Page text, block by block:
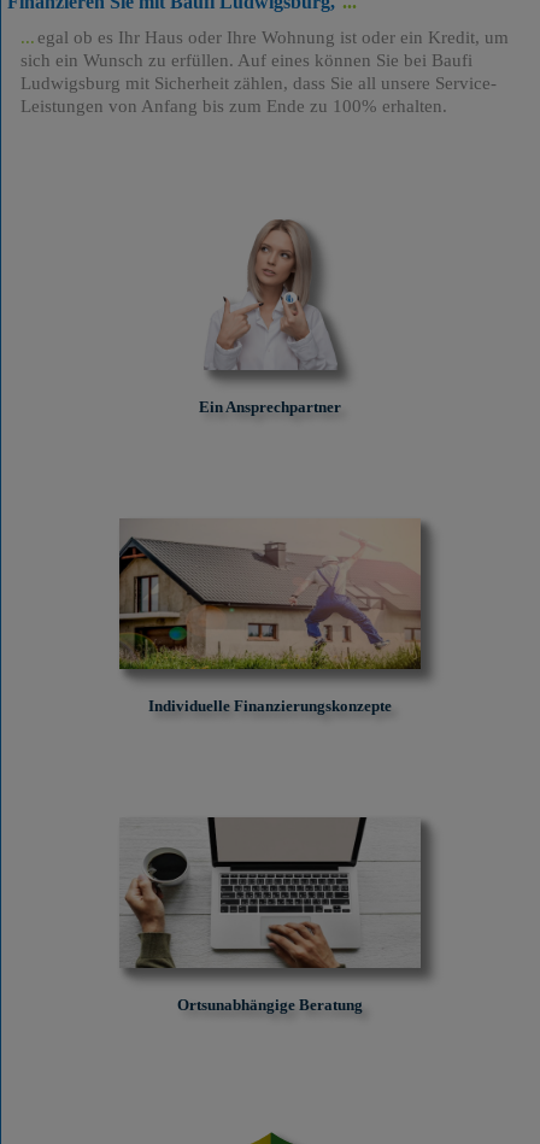
egal ob es Ihr Haus oder Ihre Wohnung ist oder ein Kredit, um
sich ein Wunsch zu erfüllen. Auf eines können Sie bei Baufi
Ludwigsburg mit Sicherheit zählen, dass Sie all unsere Service-
Leistungen von Anfang bis zum Ende zu 100% erhalten.
Ein Ansprechpartner
Individuelle Finanzierungskonzepte
Ortsunabhängige Beratung